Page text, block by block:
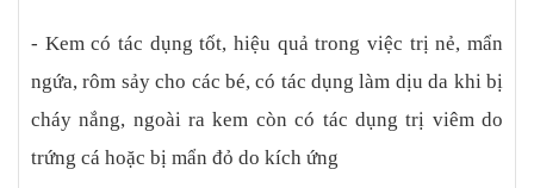
- Kem có tác dụng tốt, hiệu quả trong việc trị nẻ, mẩn
ngứa, rôm sảy cho các bé, có tác dụng làm dịu da khi bị
cháy nắng, ngoài ra kem còn có tác dụng trị viêm do
trứng cá hoặc bị mẩn đỏ do kích ứng